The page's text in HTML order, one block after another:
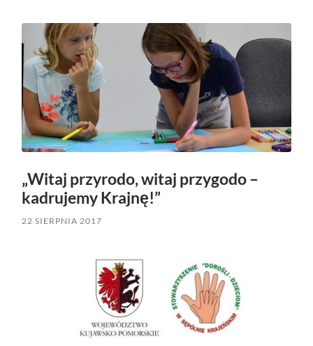
„Witaj przyrodo, witaj przygodo –
kadrujemy Krajnę!”
22 SIERPNIA 2017